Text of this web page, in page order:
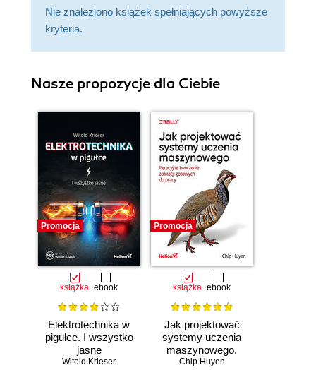
Nie znaleziono książek spełniających powyższe
kryteria.
Nasze propozycje dla Ciebie
Promocja
książka ebook
Elektrotechnika w
pigułce. I wszystko
jasne
Witold Krieser
Promocja
książka ebook
Jak projektować
systemy uczenia
maszynowego.
Iteracyjne
Chip Huyen